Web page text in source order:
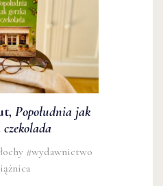
Popołudnia jak
czekolada
#wydawnictwo